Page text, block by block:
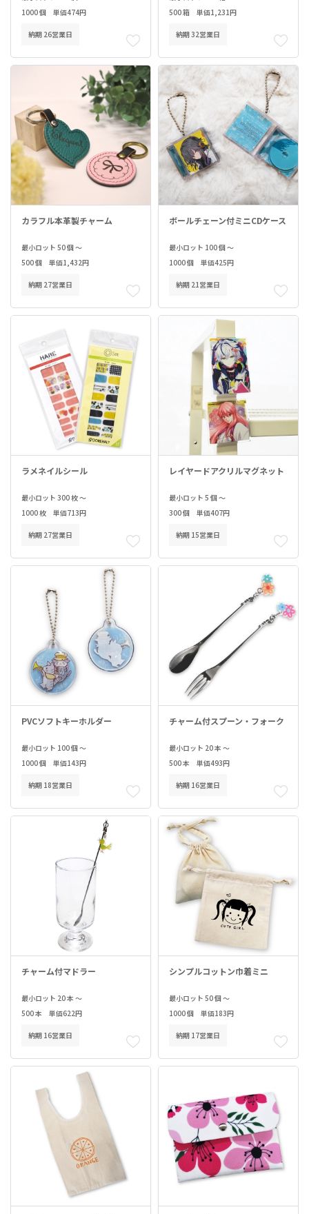
1000 個 単価474円
納期 26営業日
500 箱 単価1,231円
納期 32営業日
カラフル本革製チャーム
最小ロット 50 個 ～
500 個 単価1,432円
納期 27営業日
ボールチェーン付ミニCDケース
最小ロット 100 個 ～
1000 個 単価425円
納期 21営業日
ラメネイルシール
最小ロット 300 枚 ～
1000 枚 単価713円
納期 27営業日
レイヤードアクリルマグネット
最小ロット 5 個 ～
300 個 単価407円
納期 15営業日
PVCソフトキーホルダー
最小ロット 100 個 ～
1000 個 単価143円
納期 18営業日
チャーム付スプーン・フォーク
最小ロット 20 本 ～
500 本 単価493円
納期 16営業日
チャーム付マドラー
最小ロット 20 本 ～
500 本 単価622円
納期 16営業日
シンプルコットン巾着ミニ
最小ロット 50 個 ～
1000 個 単価183円
納期 17営業日